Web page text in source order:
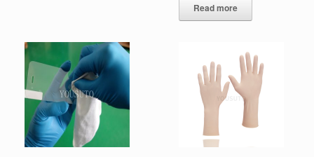
Read more